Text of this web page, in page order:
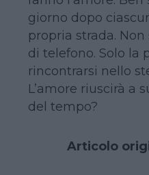
giorno dopo
propria strada.
di telefono. Solo la
rincontrarsi nello
L’amore riuscirà a
del tempo?
Articolo